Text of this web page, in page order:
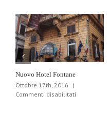
Nuovo Hotel Fontane
Ottobre 17th, 2016
|
Commenti disabilitati